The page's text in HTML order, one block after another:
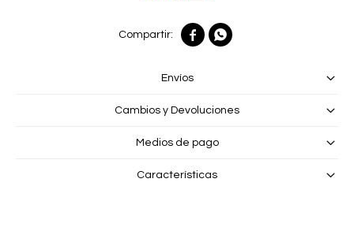
 
Envíos
Cambios y Devoluciones
Medios de pago
Características